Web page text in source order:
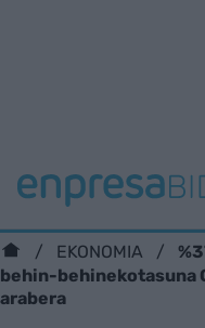
EKONOMIA
behin-behinekotasuna
arabera